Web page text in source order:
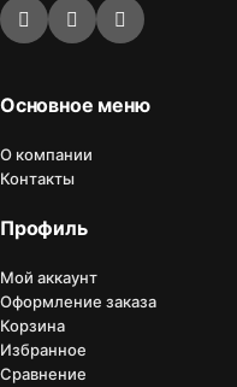
Основное меню
О компании
Контакты
Профиль
Мой аккаунт
Оформление заказа
Корзина
Избранное
Сравнение